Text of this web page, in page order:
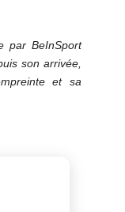
par BeInSport
son arrivée,
et sa